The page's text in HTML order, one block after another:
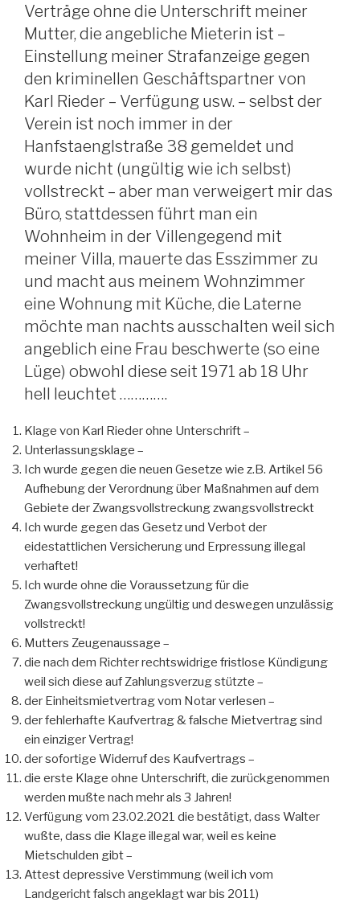
Verträge ohne die Unterschrift meiner
Mutter, die angebliche Mieterin ist –
Einstellung meiner Strafanzeige gegen
den kriminellen Geschäftspartner von
Karl Rieder – Verfügung usw. – selbst der
Verein ist noch immer in der
Hanfstaenglstraße 38 gemeldet und
wurde nicht (ungültig wie ich selbst)
vollstreckt – aber man verweigert mir das
Büro, stattdessen führt man ein
Wohnheim in der Villengegend mit
meiner Villa, mauerte das Esszimmer zu
und macht aus meinem Wohnzimmer
eine Wohnung mit Küche, die Laterne
möchte man nachts ausschalten weil sich
angeblich eine Frau beschwerte (so eine
Lüge) obwohl diese seit 1971 ab 18 Uhr
hell leuchtet ………….
Klage von Karl Rieder ohne Unterschrift –
Unterlassungsklage –
Ich wurde gegen die neuen Gesetze wie z.B. Artikel 56
Aufhebung der Verordnung über Maßnahmen auf dem
Gebiete der Zwangsvollstreckung zwangsvollstreckt
Ich wurde gegen das Gesetz und Verbot der
eidestattlichen Versicherung und Erpressung illegal
verhaftet!
Ich wurde ohne die Voraussetzung für die
Zwangsvollstreckung ungültig und deswegen unzulässig
vollstreckt!
Mutters Zeugenaussage –
die nach dem Richter rechtswidrige fristlose Kündigung
weil sich diese auf Zahlungsverzug stützte –
der Einheitsmietvertrag vom Notar verlesen –
der fehlerhafte Kaufvertrag & falsche Mietvertrag sind
ein einziger Vertrag!
der sofortige Widerruf des Kaufvertrags –
die erste Klage ohne Unterschrift, die zurückgenommen
werden mußte nach mehr als 3 Jahren!
Verfügung vom 23.02.2021 die bestätigt, dass Walter
wußte, dass die Klage illegal war, weil es keine
Mietschulden gibt –
Attest depressive Verstimmung (weil ich vom
Landgericht falsch angeklagt war bis 2011)